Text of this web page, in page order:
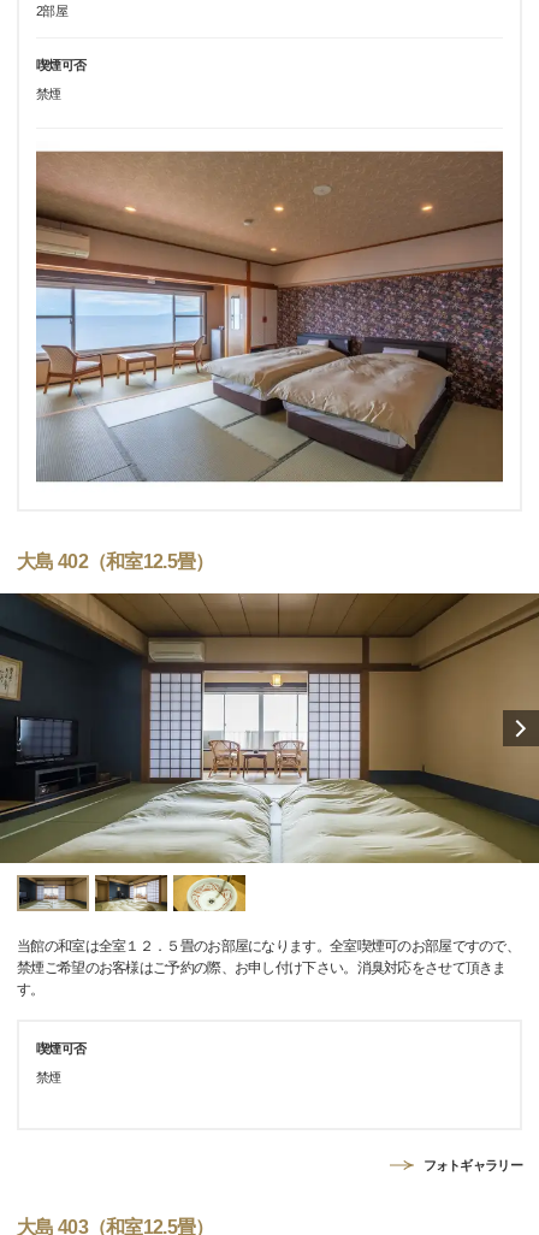
2部屋
喫煙可否
禁煙
大島 402（和室12.5畳）
当館の和室は全室１２．５畳のお部屋になります。全室喫煙可のお部屋ですので、
禁煙ご希望のお客様はご予約の際、お申し付け下さい。消臭対応をさせて頂きま
す。
喫煙可否
禁煙
フォトギャラリー
大島 403（和室12.5畳）